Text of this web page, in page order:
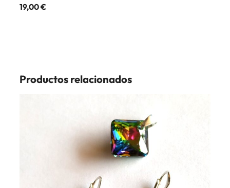
19,00€
Productos relacionados